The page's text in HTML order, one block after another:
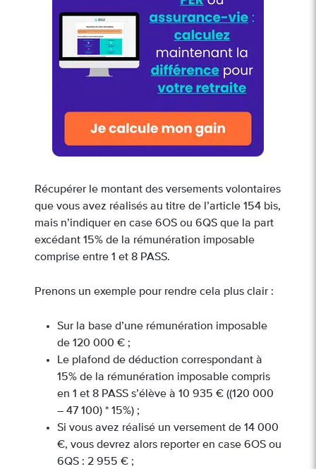
Récupérer le montant des versements volontaires
que vous avez réalisés au titre de l’article 154 bis,
mais n’indiquer en case 6OS ou 6QS que la part
excédant 15% de la rémunération imposable
comprise entre 1 et 8 PASS.
Prenons un exemple pour rendre cela plus clair :
Sur la base d’une rémunération imposable
de 120 000 € ;
Le plafond de déduction correspondant à
15% de la rémunération imposable compris
en 1 et 8 PASS s’élève à 10 935 € ((120 000
– 47 100) * 15%) ;
Si vous avez réalisé un versement de 14 000
€, vous devrez alors reporter en case 6OS ou
6QS : 2 955 € ;